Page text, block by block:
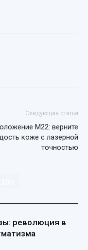
Следующая статья
М22: верните
коже с лазерной
точностью
революция в